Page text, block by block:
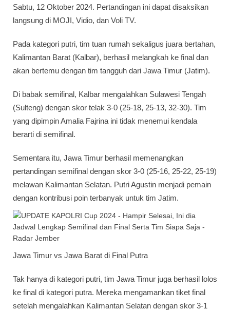
Sabtu, 12 Oktober 2024. Pertandingan ini dapat disaksikan
langsung di MOJI, Vidio, dan Voli TV.
Pada kategori putri, tim tuan rumah sekaligus juara bertahan,
Kalimantan Barat (Kalbar), berhasil melangkah ke final dan
akan bertemu dengan tim tangguh dari Jawa Timur (Jatim).
Di babak semifinal, Kalbar mengalahkan Sulawesi Tengah
(Sulteng) dengan skor telak 3-0 (25-18, 25-13, 32-30). Tim
yang dipimpin Amalia Fajrina ini tidak menemui kendala
berarti di semifinal.
Sementara itu, Jawa Timur berhasil memenangkan
pertandingan semifinal dengan skor 3-0 (25-16, 25-22, 25-19)
melawan Kalimantan Selatan. Putri Agustin menjadi pemain
dengan kontribusi poin terbanyak untuk tim Jatim.
Jawa Timur vs Jawa Barat di Final Putra
Tak hanya di kategori putri, tim Jawa Timur juga berhasil lolos
ke final di kategori putra. Mereka mengamankan tiket final
setelah mengalahkan Kalimantan Selatan dengan skor 3-1